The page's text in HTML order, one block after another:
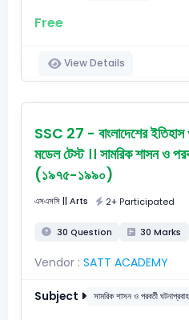
Free
View Details
SSC 27 - বাংলাদেশের
মডেল টেস্ট ।। সামরিক শাসন ও
(১৯৭৫-১৯৯০)
এসএসসি || Arts 2+ Participated
30 Question 30 Marks
Vendor : SATT ACADEMY
Subject সামরিক শাসন ও পরবর্তী